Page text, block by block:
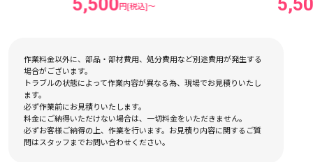
円[税込]〜
作業料金以外に、部品・部材費用、処分費用など別途費用が発生する
場合がございます。
トラブルの状態によって作業内容が異なる為、現場でお見積りいたし
ます。
必ず作業前にお見積りいたします。
料金にご納得いただけない場合は、一切料金をいただきません。
必ずお客様ご納得の上、作業を行います。お見積り内容に関するご質
問はスタッフまでお問い合わせください。